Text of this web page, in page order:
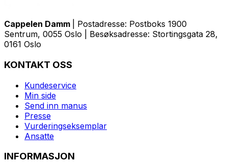
Cappelen Damm
| Postadresse: Postboks 1900
Sentrum, 0055 Oslo | Besøksadresse: Stortingsgata 28,
0161 Oslo
KONTAKT OSS
Kundeservice
Min side
Send inn manus
Presse
Vurderingseksemplar
Ansatte
INFORMASJON